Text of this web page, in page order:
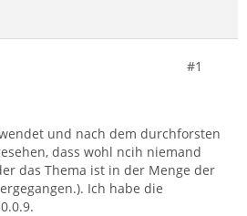
#1
und nach dem durchforsten
dass wohl ncih niemand
das Thema ist in der Menge der
Ich habe die